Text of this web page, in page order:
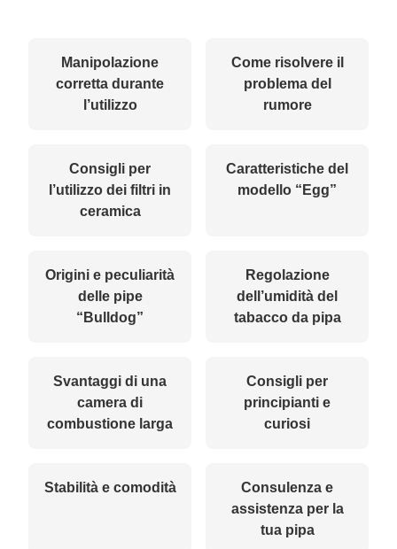
Manipolazione
corretta durante
l’utilizzo
Come risolvere il
problema del
rumore
Consigli per
l’utilizzo dei filtri in
ceramica
Caratteristiche del
modello “Egg”
Origini e peculiarità
delle pipe
“Bulldog”
Regolazione
dell’umidità del
tabacco da pipa
Svantaggi di una
camera di
combustione larga
Consigli per
principianti e
curiosi
Stabilità e comodità
Consulenza e
assistenza per la
tua pipa